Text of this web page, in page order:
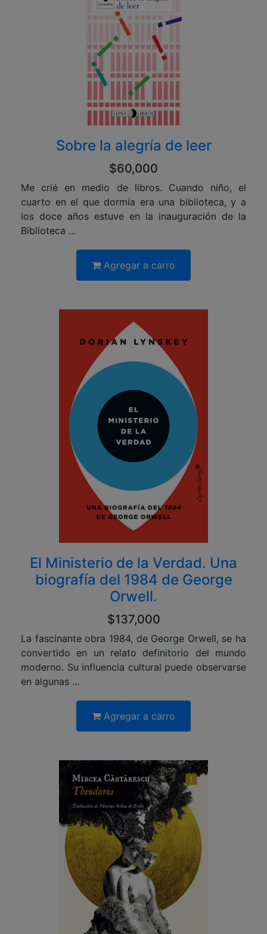
Sobre la alegría de leer
$60,000
Me crié en medio de libros. Cuando niño, el
cuarto en el que dormía era una biblioteca, y a
los doce años estuve en la inauguración de la
Biblioteca ...
Agregar a carro
El Ministerio de la Verdad. Una
biografía del 1984 de George
Orwell.
$137,000
La fascinante obra 1984, de George Orwell, se ha
convertido en un relato definitorio del mundo
moderno. Su influencia cultural puede observarse
en algunas ...
Agregar a carro